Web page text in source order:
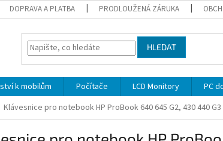
DOPRAVA A PLATBA PRODLOUŽENÁ ZÁRUKA
HLEDAT
k mobilům Počítače LCD Monitory PC
Klávesnice pro notebook HP ProBook 640 645 G2, 430 440 G3